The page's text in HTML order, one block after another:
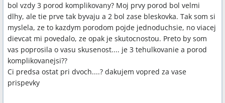
bol vzdy 3 porod komplikovany? Moj prvy porod bol velmi
dlhy, ale tie prve tak byvaju a 2 bol zase bleskovka. Tak som si
myslela, ze to kazdym porodom pojde jednoduchsie, no viacej
dievcat mi povedalo, ze opak je skutocnostou. Preto by som
vas poprosila o vasu skusenost.... je 3 tehulkovanie a porod
komplikovanejsi??
Ci predsa ostat pri dvoch....? dakujem vopred za vase
prispevky